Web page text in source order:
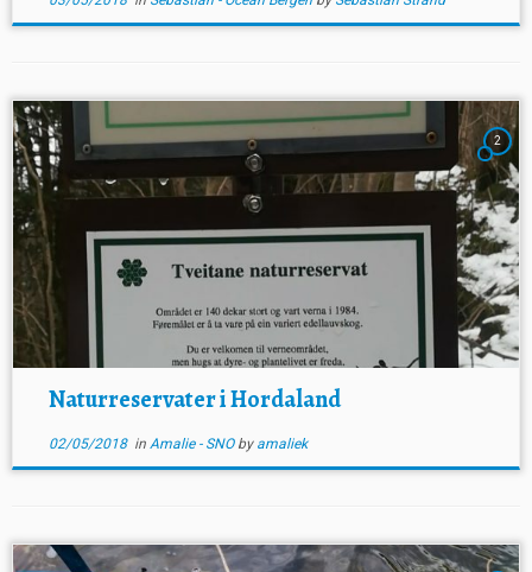
2
Naturreservater i Hordaland
02/05/2018in Amalie - SNO by amaliek